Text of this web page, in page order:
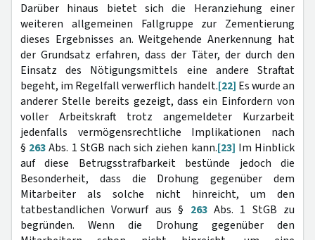
Darüber hinaus bietet sich die Heranziehung einer
weiteren allgemeinen Fallgruppe zur Zementierung
dieses Ergebnisses an. Weitgehende Anerkennung hat
der Grundsatz erfahren, dass der Täter, der durch den
Einsatz des Nötigungsmittels eine andere Straftat
begeht, im Regelfall verwerflich handelt.[22] Es wurde an
anderer Stelle bereits gezeigt, dass ein Einfordern von
voller Arbeitskraft trotz angemeldeter Kurzarbeit
jedenfalls vermögensrechtliche Implikationen nach
§ 263Abs. 1 StGB nach sich ziehen kann.[23] Im Hinblick
auf diese Betrugsstrafbarkeit bestünde jedoch die
Besonderheit, dass die Drohung gegenüber dem
Mitarbeiter als solche nicht hinreicht, um den
tatbestandlichen Vorwurf aus § 263Abs. 1 StGB zu
begründen. Wenn die Drohung gegenüber den